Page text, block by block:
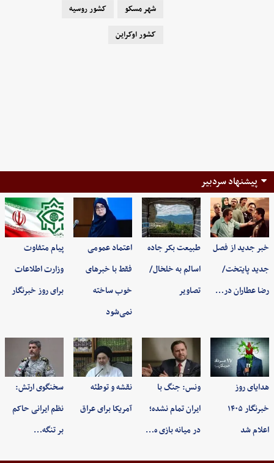
شهر مسکو
کشور روسیه
کشور اوکراین
پیشنهاد سردبیر
خبر جدید از فصل
جدید پایتخت/
رضا عطاران در…
طبیعت بکر جاده
اسالم به خلخال/
تصاویر
اعتماد عمومی
فقط با خبرهای
خوب ساخته
نمی‌شود
پیام متفاوت
وزارت اطلاعات
برای روز خبرنگار
هدایای روز
خبرنگار ۱۴۰۵
اعلام شد
ونس: جنگ با
ایران تمام نشده؛
در میانه بازی ه…
نقشه و توطئه
آمریکا برای عراق
سخنگوی ارتش:
نظم ایرانی حاکم
بر تنگه…